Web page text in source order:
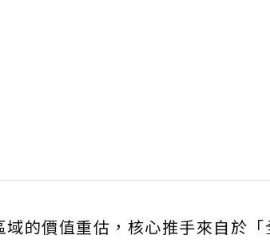
域的價值重估，核心推手來自於